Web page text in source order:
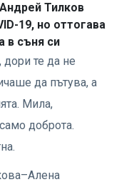
Тилков
19, но оттогава
в съня си
дори те да не
да пътува, а
Мила,
доброта.